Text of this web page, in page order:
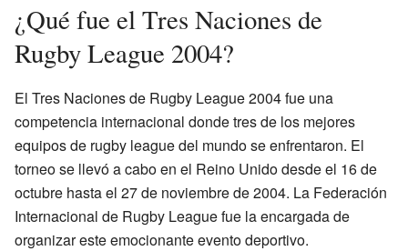
¿Qué fue el Tres Naciones de
Rugby League 2004?
El Tres Naciones de Rugby League 2004 fue una
competencia internacional donde tres de los mejores
equipos de rugby league del mundo se enfrentaron. El
torneo se llevó a cabo en el Reino Unido desde el 16 de
octubre hasta el 27 de noviembre de 2004. La Federación
Internacional de Rugby League fue la encargada de
organizar este emocionante evento deportivo.